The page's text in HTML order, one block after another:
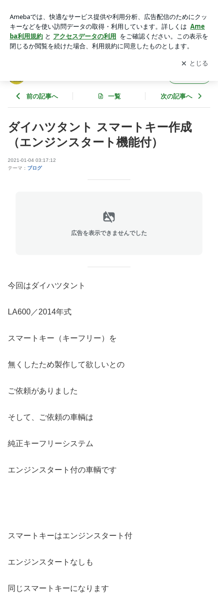
付） | fukui69のブログ
アプリをダウンロードして ブログの更新通知
を受け取りまし
ょう。
開く
前の記事へ 一覧 次の記事へ
ダイハツタント スマートキー作成
（エンジンスタート機能付）
2021-01-04 03:17:12
テーマ： ブログ
広告を表示できませんでした
今回はダイハツタント
LA600／2014年式
スマートキー（キーフリー）を
無くしたため製作して欲しいとの
ご依頼がありました
そして、ご依頼の車輌は
純正キーフリーシステム
エンジンスタート付の車輌です
スマートキーはエンジンスタート付
エンジンスタートなしも
同じスマートキーになります